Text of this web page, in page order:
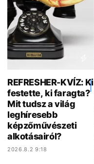
REFRESHER-KVÍZ: Ki
festette, ki faragta?
Mit tudsz a világ
leghíresebb
képzőművészeti
alkotásairól?
2026.8.2 9:18